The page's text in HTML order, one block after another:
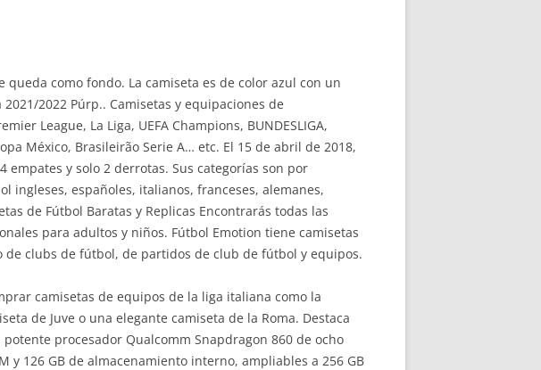
como fondo. La camiseta es de color azul con un
2022 Púrp.. Camisetas y equipaciones de
League, La Liga, UEFA Champions, BUNDESLIGA,
México, Brasileirão Serie A… etc. El 15 de abril de 2018,
empates y solo 2 derrotas. Sus categorías son por
ingleses, españoles, italianos, franceses, alemanes,
de Fútbol Baratas y Replicas Encontrarás todas las
para adultos y niños. Fútbol Emotion tiene camisetas
clubs de fútbol, de partidos de club de fútbol y equipos.
camisetas de equipos de la liga italiana como la
de Juve o una elegante camiseta de la Roma. Destaca
procesador Qualcomm Snapdragon 860 de ocho
y 126 GB de almacenamiento interno, ampliables a 256 GB